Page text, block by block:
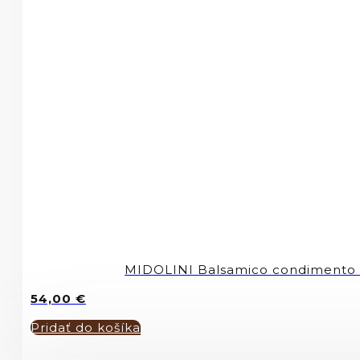
MIDOLINI Balsamico condimento
54,00 €
Pridať do košíka